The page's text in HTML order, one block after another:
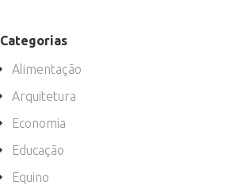
Categorias
Alimentação
Arquitetura
Economia
Educação
Equino